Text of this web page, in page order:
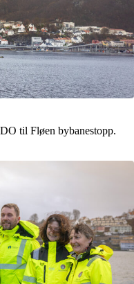
til Fløen bybanestopp.